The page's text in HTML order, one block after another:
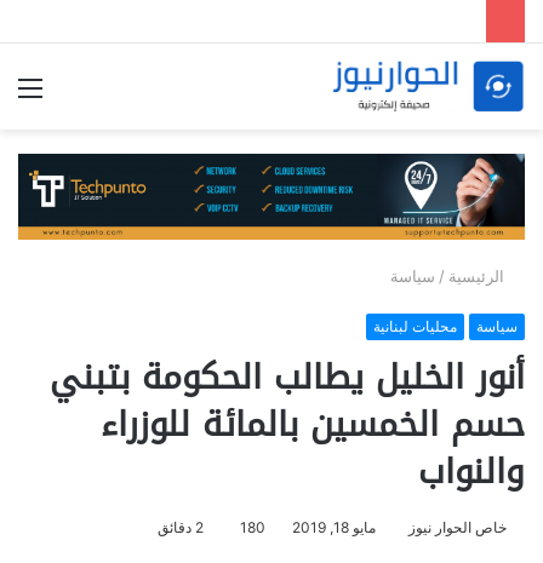
الرئيسية / سياسة
سياسة محليات لبنانية
أنور الخليل يطالب الحكومة بتبني
حسم الخمسين بالمائة للوزراء
والنواب
خاص الحوار نيوز مايو 18, 2019 180